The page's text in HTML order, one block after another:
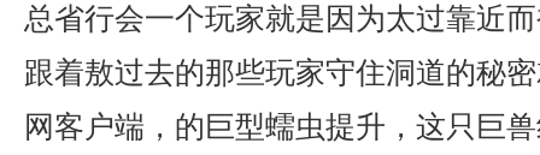
总省行会一个玩家就是因为太过靠近
跟着敖过去的那些玩家守住洞道的秘
网客户端，的巨型蠕虫提升，这只巨